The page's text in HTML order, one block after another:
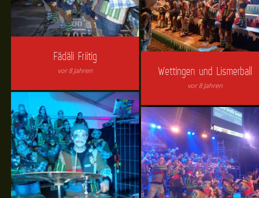
Fädäli Friitig
vor 8 Jahren Wettingen und Lismerball
vor 8 Jahren